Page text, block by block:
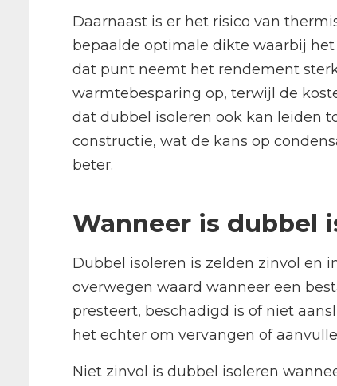
Daarnaast is er het risico van
bepaalde optimale dikte waarbij
dat punt neemt het rendement
warmtebesparing op, terwijl de
dat dubbel isoleren ook kan leiden
constructie, wat de kans op
beter.
Wanneer is dubbel
Dubbel isoleren is zelden zinvol en
overwegen waard wanneer een
presteert, beschadigd is of niet
het echter om vervangen of
Niet zinvol is dubbel isoleren